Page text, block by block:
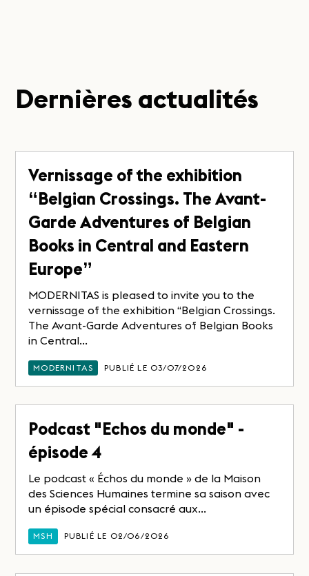
Dernières actualités
Vernissage of the exhibition
“Belgian Crossings. The Avant-
Garde Adventures of Belgian
Books in Central and Eastern
Europe”
MODERNITAS is pleased to invite you to the
vernissage of the exhibition “Belgian Crossings.
The Avant-Garde Adventures of Belgian Books
in Central...
MODERNITAS PUBLIÉ LE 03/07/2026
Podcast "Echos du monde" -
épisode 4
Le podcast « Échos du monde » de la Maison
des Sciences Humaines termine sa saison avec
un épisode spécial consacré aux...
MSH PUBLIÉ LE 02/06/2026